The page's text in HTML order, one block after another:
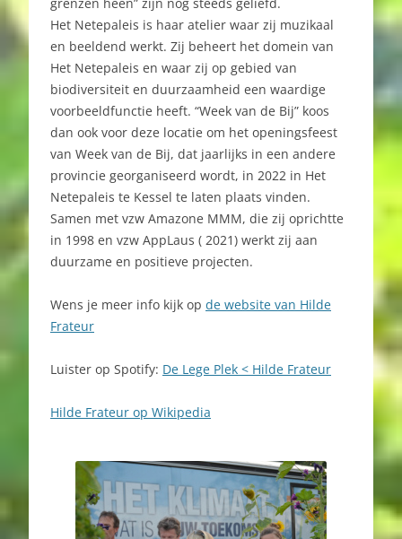
Het Netepaleis is haar atelier waar zij muzikaal
en beeldend werkt. Zij beheert het domein van
Het Netepaleis en waar zij op gebied van
biodiversiteit en duurzaamheid een waardige
voorbeeldfunctie heeft. “Week van de Bij” koos
dan ook voor deze locatie om het openingsfeest
van Week van de Bij, dat jaarlijks in een andere
provincie georganiseerd wordt, in 2022 in Het
Netepaleis te Kessel te laten plaats vinden.
Samen met vzw Amazone MMM, die zij oprichtte
in 1998 en vzw AppLaus ( 2021) werkt zij aan
duurzame en positieve projecten.
Wens je meer info kijk op de website van Hilde
Frateur
Luister op Spotify: De Lege Plek < Hilde Frateur
Hilde Frateur op Wikipedia